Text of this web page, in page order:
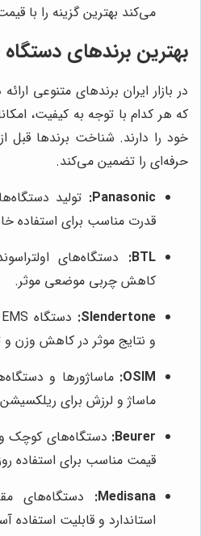
می‌کند بهترین گزینه را با
بهترین برندهای دستگاه
در بازار ایران برندهای متنوعی
که هر کدام با توجه به کیفیت،
خود را دارند. شناخت برندها قبل
حرفه‌ای را تضمین می‌کند.
Panasonic: تولید
قدرت مناسب برای استفاده
BTL:
دستگاه‌های
کاهش چربی موضعی موثر.
Slendertone:
و نتایج موثر در کاهش وزن
OSIM: ماساژورها و
ماساژ و لرزش برای
Beurer: دستگاه‌های کوچک
قیمت مناسب برای استفاده
Medisana:
دستگاه‌های
استاندارد و قابلیت استفاده